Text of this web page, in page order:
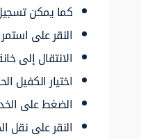
كما يمكن
النقر على
الانتقال إلى
اختيار الكفيل
الضغط على
النقر على نقل